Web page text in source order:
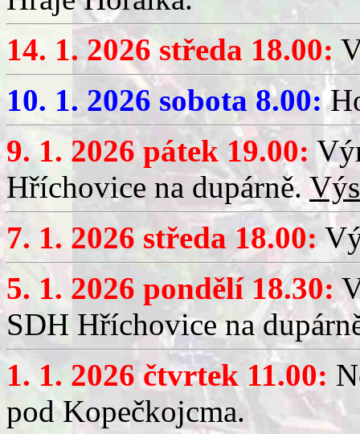
14. 1. 2026 středa 18.00:
10. 1. 2026 sobota 8.00:
9. 1. 2026 pátek 19.00:
Hříchovice na dupárně.
7. 1. 2026 středa 18.00:
5. 1. 2026 pondělí 18.30:
SDH Hříchovice na
1. 1. 2026 čtvrtek 11.00:
pod Kopečkojcma.